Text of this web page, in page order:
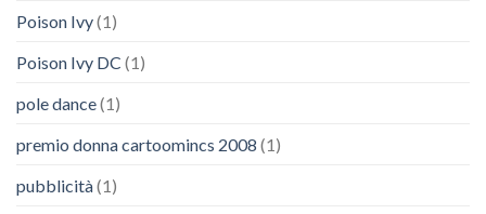
Poison Ivy(1)
Poison Ivy DC (1)
pole dance(1)
premio donna cartoomincs 2008 (1)
pubblicità(1)